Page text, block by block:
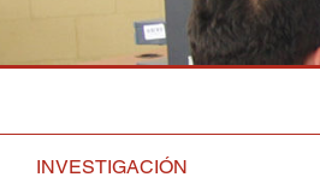
INVESTIGACIÓN